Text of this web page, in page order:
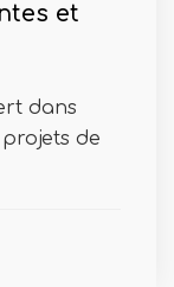
et
dans
de